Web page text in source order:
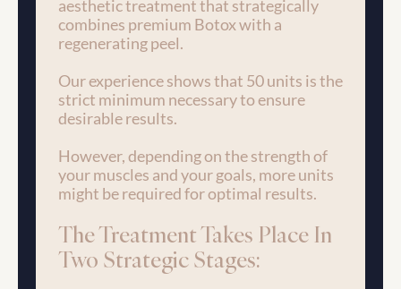
aesthetic treatment that strategically
combines premium Botox with a
regenerating peel.
Our experience shows that 50 units is the
strict minimum necessary to ensure
desirable results.
However, depending on the strength of
your muscles and your goals, more units
might be required for optimal results.
The Treatment Takes Place In
Two Strategic Stages: